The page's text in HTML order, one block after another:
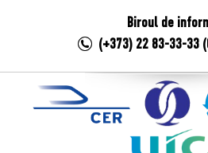
Biroul de
(+373) 22 83-33-33